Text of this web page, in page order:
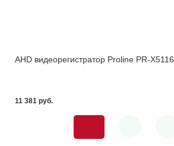
AHD видеорегистратор Proline PR-X5116
11 381 pуб.